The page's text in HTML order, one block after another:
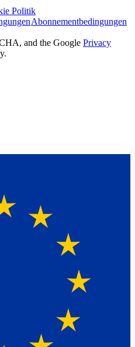
Politik
Abonnementbedingungen
and the Google Privacy